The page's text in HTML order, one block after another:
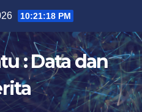
10:21:20 PM
: Data dan